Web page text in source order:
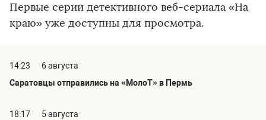
Первые серии детективного веб-сериала «На
краю» уже доступны для просмотра.
14:23
6 августа
Саратовцы отправились на «МолоТ» в Пермь
18:17
5 августа